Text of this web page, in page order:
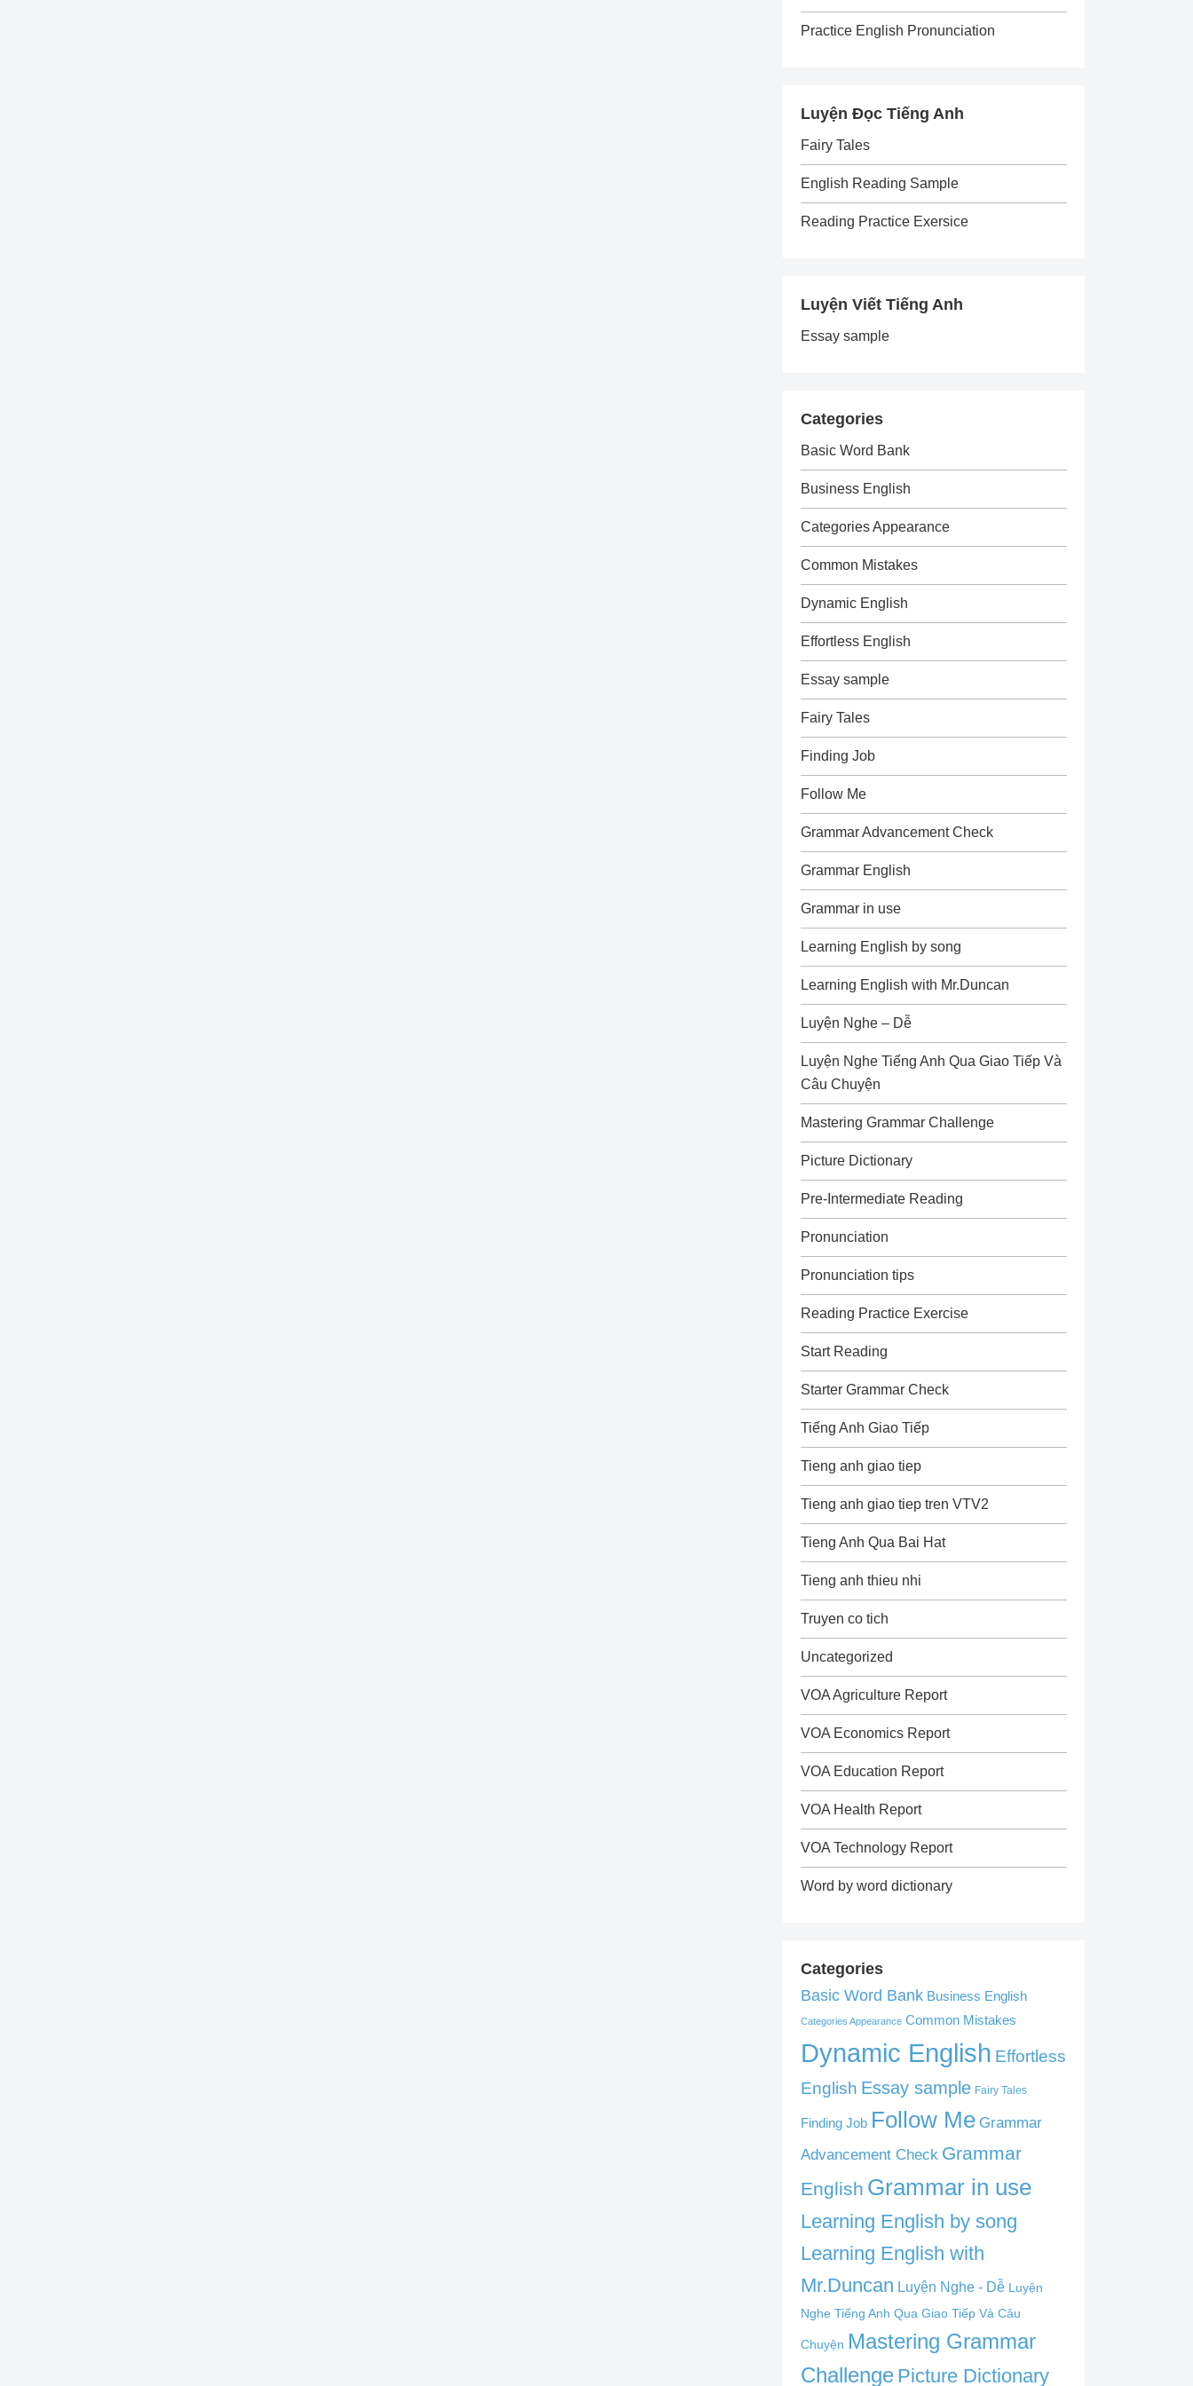
Practice English Pronunciation
Luyện Đọc Tiếng Anh
Fairy Tales
English Reading Sample
Reading Practice Exersice
Luyện Viết Tiếng Anh
Essay sample
Categories
Basic Word Bank
Business English
Categories Appearance
Common Mistakes
Dynamic English
Effortless English
Essay sample
Fairy Tales
Finding Job
Follow Me
Grammar Advancement Check
Grammar English
Grammar in use
Learning English by song
Learning English with Mr.Duncan
Luyện Nghe – Dễ
Luyện Nghe Tiếng Anh Qua Giao Tiếp Và
Câu Chuyện
Mastering Grammar Challenge
Picture Dictionary
Pre-Intermediate Reading
Pronunciation
Pronunciation tips
Reading Practice Exercise
Start Reading
Starter Grammar Check
Tiếng Anh Giao Tiếp
Tieng anh giao tiep
Tieng anh giao tiep tren VTV2
Tieng Anh Qua Bai Hat
Tieng anh thieu nhi
Truyen co tich
Uncategorized
VOA Agriculture Report
VOA Economics Report
VOA Education Report
VOA Health Report
VOA Technology Report
Word by word dictionary
Categories
Basic Word Bank Business English
Categories Appearance Common Mistakes
Dynamic English Effortless
English Essay sample Fairy Tales
Finding Job Follow Me Grammar
Advancement Check Grammar
English Grammar in use
Learning English by song
Learning English with
Mr.Duncan Luyện Nghe - Dễ Luyện
Nghe Tiếng Anh Qua Giao Tiếp Và Câu
Chuyện Mastering Grammar
Challenge Picture Dictionary